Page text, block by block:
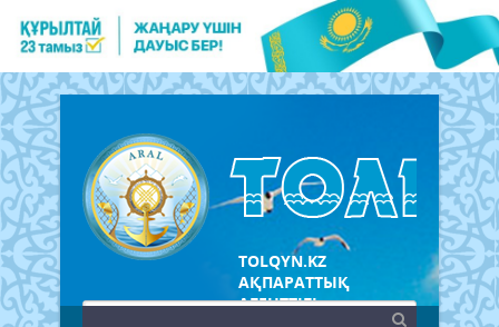
TOLQYN.KZ
АҚПАРАТТЫҚ
АГЕНТТІГІ